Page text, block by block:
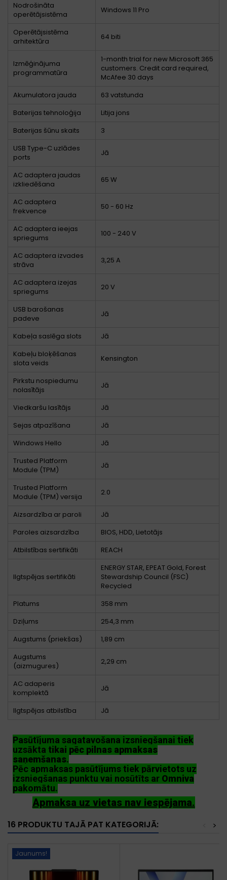
Nodrošināta
operētājsistēma
Windows 11 Pro
Operētājsistēma
arhitektūra
64 biti
Izmēģinājuma
programmatūra
1-month trial for new Microsoft 365
customers. Credit card required,
McAfee 30 days
Akumulatora jauda
63 vatstunda
Baterijas tehnoloģija
Litija jons
Baterijas šūnu skaits
3
USB Type-C uzlādes
ports
Jā
AC adaptera jaudas
izkliedēšana
65 W
AC adaptera
frekvence
50 - 60 Hz
AC adaptera ieejas
spriegums
100 - 240 V
AC adaptera izvades
strāva
3,25 A
AC adaptera izejas
spriegums
20 V
USB barošanas
padeve
Jā
Kabeļa saslēga slots
Jā
Kabeļu bloķēšanas
slota veids
Kensington
Pirkstu nospiedumu
nolasītājs
Jā
Viedkaršu lasītājs
Jā
Sejas atpazīšana
Jā
Windows Hello
Jā
Trusted Platform
Module (TPM)
Jā
Trusted Platform
Module (TPM) versija
2.0
Aizsardzība ar paroli
Jā
Paroles aizsardzība
BIOS, HDD, Lietotājs
Atbilstības sertifikāti
REACH
Ilgtspējas sertifikāti
ENERGY STAR, EPEAT Gold, Forest
Stewardship Council (FSC)
Recycled
Platums
358 mm
Dziļums
254,3 mm
Augstums (priekšas)
1,89 cm
Augstums
(aizmugures)
2,29 cm
AC adaperis
komplektā
Jā
Ilgtspējas atbilstība Jā
Pasūtījuma sagatavošana izsniegšanai tiek
uzsākta tikai pēc pilnas apmaksas
saņemšanas.
Pēc apmaksas pasūtījums tiek pārvietots uz
izsniegšanas punktu vai nosūtīts ar Omniva
pakomātu.
Apmaksa uz vietas nav iespējama.
16 PRODUKTU TAJĀ PAT KATEGORIJĀ: >
Jaunums!